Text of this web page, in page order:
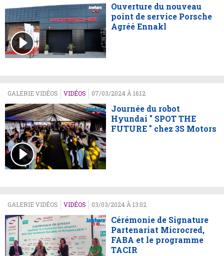
Ouverture du nouveau
point de service Porsche
Agréé Ennakl
GALERIE VIDÉOS VIDÉOS 07/03/2024 À 16:12
Journée du robot
Hyundai " SPOT THE
FUTURE " chez 3S Motors
GALERIE VIDÉOS VIDÉOS 03/03/2024 À 13:02
Cérémonie de Signature
Partenariat Microcred,
FABA et le programme
TACIR